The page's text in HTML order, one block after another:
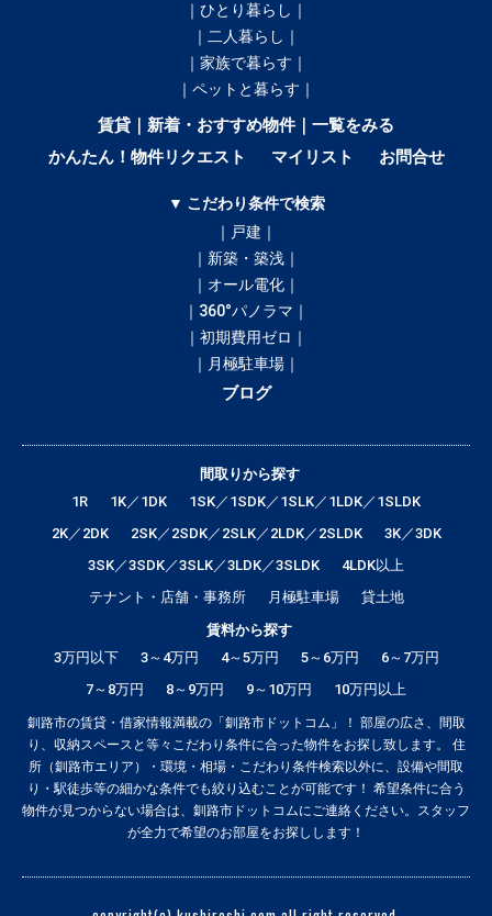
｜ひとり暮らし｜
｜二人暮らし｜
｜家族で暮らす｜
｜ペットと暮らす｜
賃貸｜新着・おすすめ物件｜一覧をみる
かんたん！物件リクエスト
マイリスト お問合せ
▼ こだわり条件で検索
｜戸建｜
｜新築・築浅｜
｜オール電化｜
｜360°パノラマ｜
｜初期費用ゼロ｜
｜月極駐車場｜
ブログ
間取りから探す
1R
1K／1DK
1SK／1SDK／1SLK／1LDK／1SLDK
2K／2DK
2SK／2SDK／2SLK／2LDK／2SLDK
3K／3DK
3SK／3SDK／3SLK／3LDK／3SLDK
4LDK以上
テナント・店舗・事務所
月極駐車場
貸土地
賃料から探す
3万円以下
3～4万円 4～5万円 5～6万円
6～7万円
7～8万円
8～9万円 9～10万円 10万円以上
釧路市の賃貸・借家情報満載の「釧路市ドットコム」！ 部屋の広さ、間取
り、収納スペースと等々こだわり条件に合った物件をお探し致します。 住
所（釧路市エリア）・環境・相場・こだわり条件検索以外に、設備や間取
り・駅徒歩等の細かな条件でも絞り込むことが可能です！ 希望条件に合う
物件が見つからない場合は、釧路市ドットコムにご連絡ください。スタッフ
が全力で希望のお部屋をお探しします！